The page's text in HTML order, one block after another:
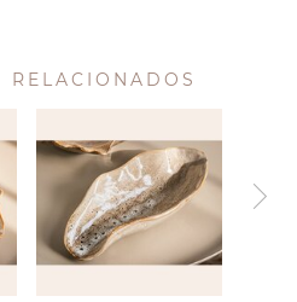
RELACIONADOS